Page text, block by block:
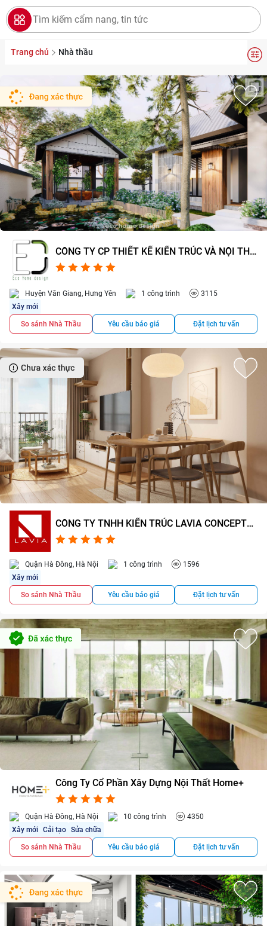
Trang chủ Nhà thầu
CÔNG TY CP THIẾT KẾ KIẾN TRÚC VÀ NỘI THẤT
ECO HOME DESIGN
Huyện Văn Giang, Hưng Yên 1 công trình
3115
Xây mới
So sánh Nhà Thầu Yêu cầu báo giá Đặt lịch tư vấn
CÔNG TY TNHH KIẾN TRÚC LAVIA CONCEPT
VIỆT NAM
Quận Hà Đông, Hà Nội 1 công trình
1596
Xây mới
So sánh Nhà Thầu Yêu cầu báo giá Đặt lịch tư vấn
Công Ty Cổ Phần Xây Dựng Nội Thất Home+
Quận Hà Đông, Hà Nội 10 công trình
4350
Xây mới Cải tạo Sửa chữa
So sánh Nhà Thầu Yêu cầu báo giá Đặt lịch tư vấn